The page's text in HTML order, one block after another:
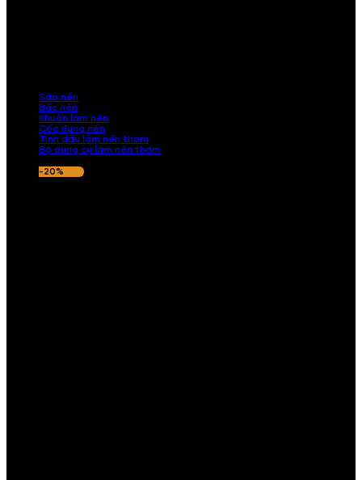
Sáp nến
Bấc nến
Khuôn làm nến
Cốc đựng nến
Tinh dầu làm nến thơm
Bộ dụng cụ làm nến thơm
-20%